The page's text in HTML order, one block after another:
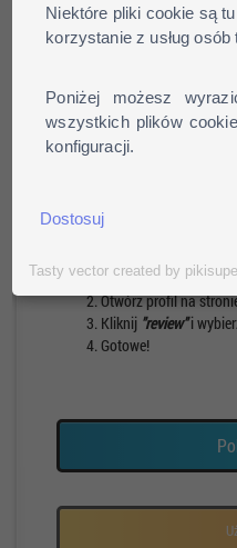
Niektóre pliki cookie są
korzystanie z usług osób
Poniżej możesz
wszystkich plików
konfiguracji.
Dostosuj
Tasty vector created by
Jak
Pobierz skin
Otwórz profil na
Kliknij "review"i
Gotowe!